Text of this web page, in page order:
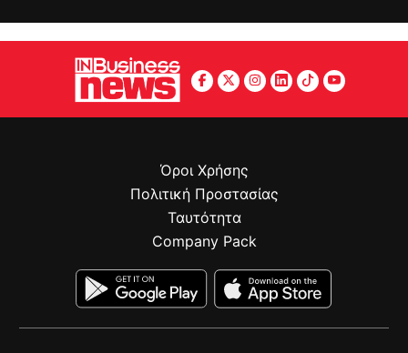
Όροι Χρήσης
Πολιτική Προστασίας
Ταυτότητα
Company Pack